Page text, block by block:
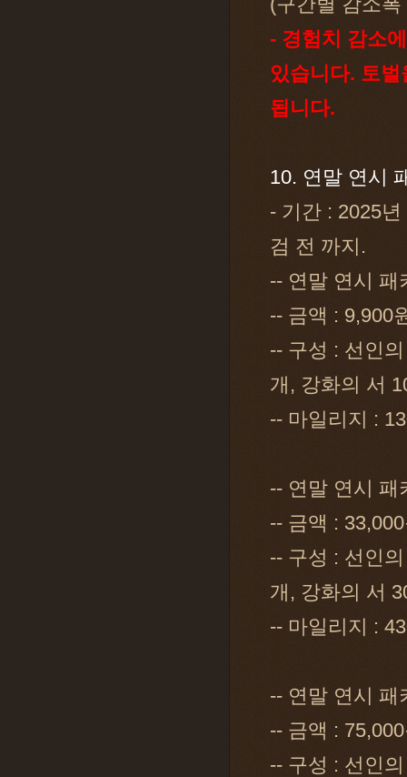
(구간별 감소폭
- 경험치 감소
있습니다. 토
됩니다.
10. 연말 연시
- 기간 : 2025
검 전 까지.
-- 연말 연시 패
-- 금액 : 9,900
-- 구성 : 선인
개, 강화의 서
-- 마일리지 :
-- 연말 연시 패
-- 금액 :
-- 구성 : 선인
개, 강화의 서
-- 마일리지 :
-- 연말 연시 패
-- 금액 :
-- 구성 : 선인